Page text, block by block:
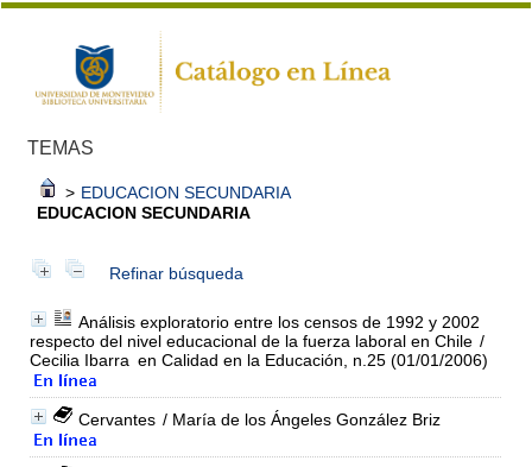
TEMAS
> EDUCACION SECUNDARIA
EDUCACION SECUNDARIA
Refinar búsqueda
Análisis exploratorio entre los censos de 1992 y 2002
respecto del nivel educacional de la fuerza laboral en Chile /
Cecilia Ibarra en Calidad en la Educación, n.25 (01/01/2006)
Cervantes / María de los Ángeles González Briz